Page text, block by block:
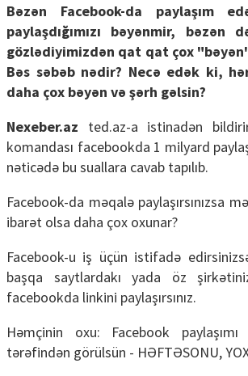
Bəzən Facebook-da paylaşım
paylaşdığımızı bəyənmir, bəzən
gözlədiyimizdən qat qat çox
Bəs səbəb nədir? Necə edək ki, hər
daha çox bəyən və şərh gəlsin?
Nexeber.az ted.az-a istinadən
komandası facebookda 1 milyard
nəticədə bu suallara cavab tapılıb.
Facebook-da məqalə paylaşırsınızsa
ibarət olsa daha çox oxunar?
Facebook-u iş üçün istifadə
başqa saytlardakı yada öz
facebookda linkini paylaşırsınız.
Həmçinin oxu: Facebook
tərəfindən görülsün - HƏFTƏSONU,